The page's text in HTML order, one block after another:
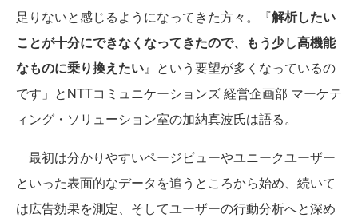
足りないと感じるようになってきた方々。『解析したい
ことが十分にできなくなってきたので、もう少し高機能
なものに乗り換えたい』という要望が多くなっているの
です」とNTTコミュニケーションズ 経営企画部 マーケテ
ィング・ソリューション室の加納真波氏は語る。
最初は分かりやすいページビューやユニークユーザー
といった表面的なデータを追うところから始め、続いて
は広告効果を測定、そしてユーザーの行動分析へと深め